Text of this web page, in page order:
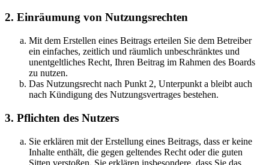
2. Einräumung von Nutzungsrechten
Mit dem Erstellen eines Beitrags erteilen Sie dem Betreiber
ein einfaches, zeitlich und räumlich unbeschränktes und
unentgeltliches Recht, Ihren Beitrag im Rahmen des Boards
zu nutzen.
Das Nutzungsrecht nach Punkt 2, Unterpunkt a bleibt auch
nach Kündigung des Nutzungsvertrages bestehen.
3. Pflichten des Nutzers
Sie erklären mit der Erstellung eines Beitrags, dass er keine
Inhalte enthält, die gegen geltendes Recht oder die guten
Sitten verstoßen. Sie erklären insbesondere, dass Sie das